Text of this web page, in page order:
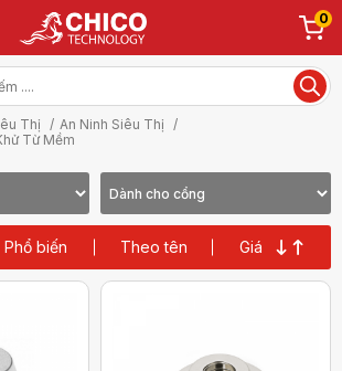
0
Thị / An Ninh Siêu Thị /
Từ Mềm
Phổ biến Theo tên Giá